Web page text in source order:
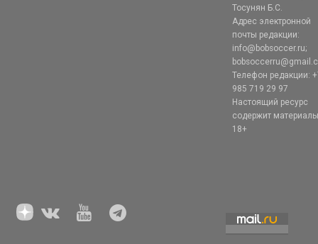
Тосунян Б.С.
Адрес электронной
почты редакции:
info@bobsoccer.ru;
Телефон редакции:
985 719 29 97
Настоящий ресурс
содержит
18+